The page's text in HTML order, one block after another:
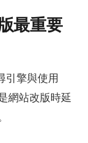
最重要
引擎與使用
網站改版時延